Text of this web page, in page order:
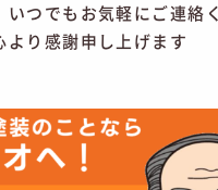
つでもお気軽にご連絡
り感謝申し上げます